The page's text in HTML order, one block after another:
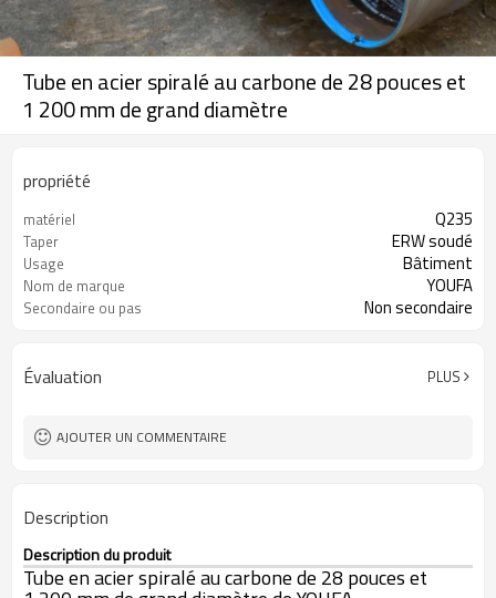
Tube en acier spiralé au carbone de 28 pouces et
1 200 mm de grand diamètre
propriété
matériel Q235
Taper ERW soudé
Usage Bâtiment
Nom de marque YOUFA
Secondaire ou pas Non secondaire
Évaluation PLUS
AJOUTER UN COMMENTAIRE
Description
Description du produit
Tube en acier spiralé au carbone de 28 pouces et